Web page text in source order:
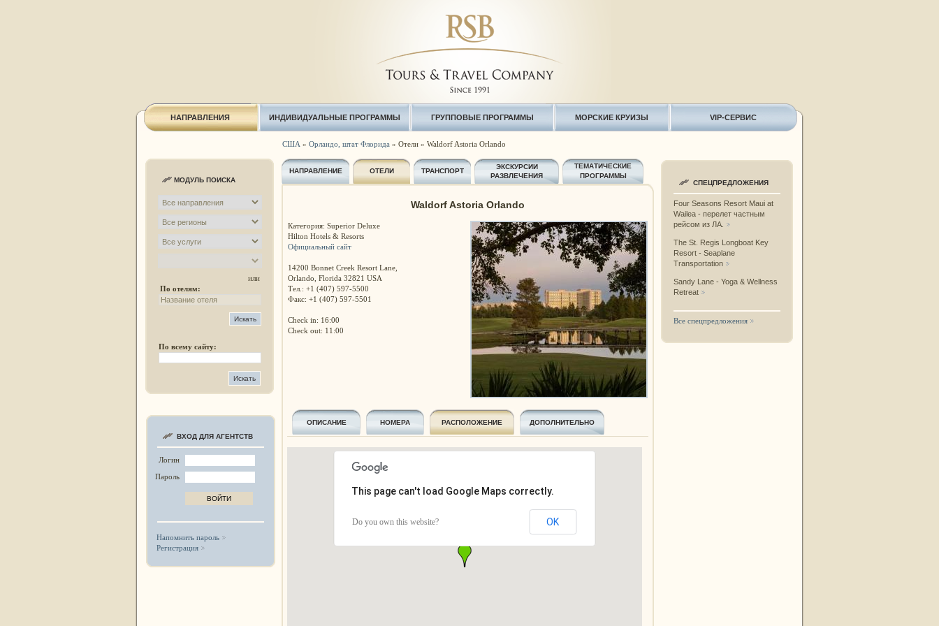
НАПРАВЛЕНИЯ ИНДИВИДУАЛЬНЫЕ ПРОГРАММЫ ГРУППОВЫЕ ПРОГРАММЫ МОРСКИЕ КРУИЗЫ VIP-СЕРВИС
МОДУЛЬ ПОИСКА
или
По отелям:
По всему сайту:
ВХОД ДЛЯ АГЕНТСТВ
Логин
Пароль
Напомнить пароль
Регистрация
США » Орландо, штат Флорида » Отели » Waldorf Astoria Orlando
НАПРАВЛЕНИЕ ОТЕЛИ ТРАНСПОРТ
ЭКСКУРСИИ
РАЗВЛЕЧЕНИЯ
ТЕМАТИЧЕСКИЕ
ПРОГРАММЫ
Waldorf Astoria Orlando
Категория: Superior Deluxe
Hilton Hotels & Resorts
Официальный сайт
14200 Bonnet Creek Resort Lane,
Orlando, Florida 32821 USA
Тел.: +1 (407) 597-5500
Факс: +1 (407) 597-5501
Check in: 16:00
Check out: 11:00
ОПИСАНИЕ НОМЕРА РАСПОЛОЖЕНИЕ ДОПОЛНИТЕЛЬНО
This page can't load Google Maps correctly.
Do you own this website? OK
СПЕЦПРЕДЛОЖЕНИЯ
Four Seasons Resort Maui at
Wailea - перелет частным
рейсом из ЛА.
The St. Regis Longboat Key
Resort - Seaplane
Transportation
Sandy Lane - Yoga & Wellness
Retreat
Все спецпредложения